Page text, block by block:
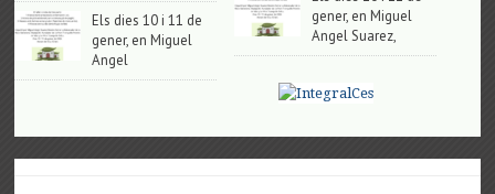
Els dies 10 i 11 de
gener, en Miguel
Angel
gener, en Miguel
Angel Suarez,